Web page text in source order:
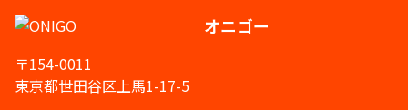
オニゴー
〒154-0011
東京都世田谷区上馬1-17-5